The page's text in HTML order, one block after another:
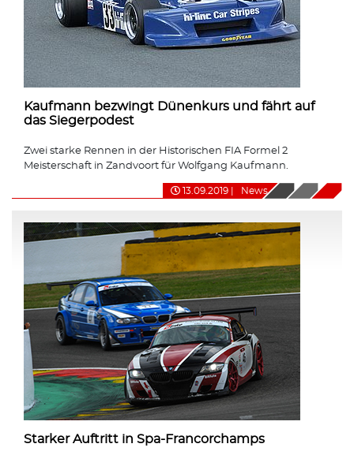
Kaufmann bezwingt Dünenkurs und fährt auf
das Siegerpodest
Zwei starke Rennen in der Historischen FIA Formel 2
Meisterschaft in Zandvoort für Wolfgang Kaufmann.
13.09.2019 News
Starker Auftritt in Spa-Francorchamps